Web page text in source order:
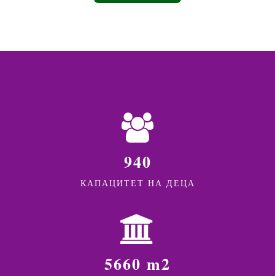
940
КАПАЦИТЕТ НА ДЕЦА
5660 m2